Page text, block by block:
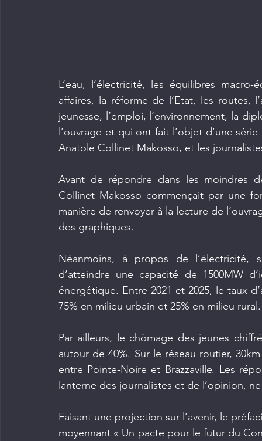
L’eau, l’électricité, les équilibres
affaires, la réforme de l’Etat, les routes,
jeunesse, l’emploi, l’environnement, la
l’ouvrage et qui ont fait l’objet d’une
Anatole Collinet Makosso, et les
Avant de répondre dans les moindres
Collinet Makosso commençait par une
manière de renvoyer à la lecture de
des graphiques.
Néanmoins, à propos de l’électricité,
d’atteindre une capacité de 1500MW
énergétique. Entre 2021 et 2025, le taux
75% en milieu urbain et 25% en milieu rural.
Par ailleurs, le chômage des jeunes
autour de 40%. Sur le réseau routier,
entre Pointe-Noire et Brazzaville. Les
lanterne des journalistes et de l’opinion,
Faisant une projection sur l’avenir, le
moyennant « Un pacte pour le futur du